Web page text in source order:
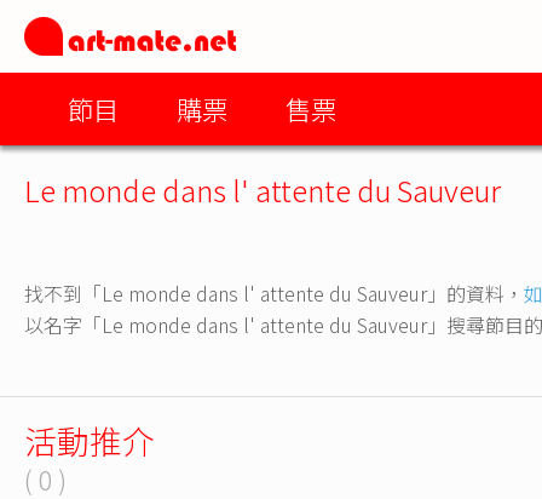
節目 購票 售票
Le monde dans l' attente du Sauveur
找不到「Le monde dans l' attente du Sauveur」的資料，
以名字「Le monde dans l' attente du Sauveur」搜尋節目
活動推介
( 0 )